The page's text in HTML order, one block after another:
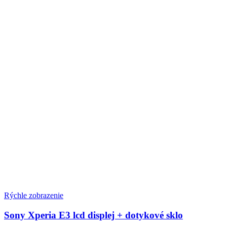
Rýchle zobrazenie
Sony Xperia E3 lcd displej + dotykové sklo